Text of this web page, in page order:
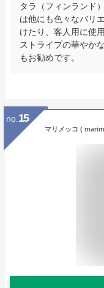
タラ（フィンランド
は他にも色々なバリ
けたり、客人用に使
ストライプの華やか
もお勧めです。
no. 15